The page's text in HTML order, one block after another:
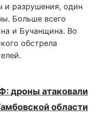
и разрушения, один
Больше всего
и Бучанщина. Во
обстрела
дроны атаковали
области